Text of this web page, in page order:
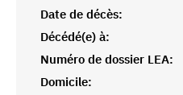
Date de décès:
Décédé(e) à:
Numéro de dossier LEA:
Domicile: